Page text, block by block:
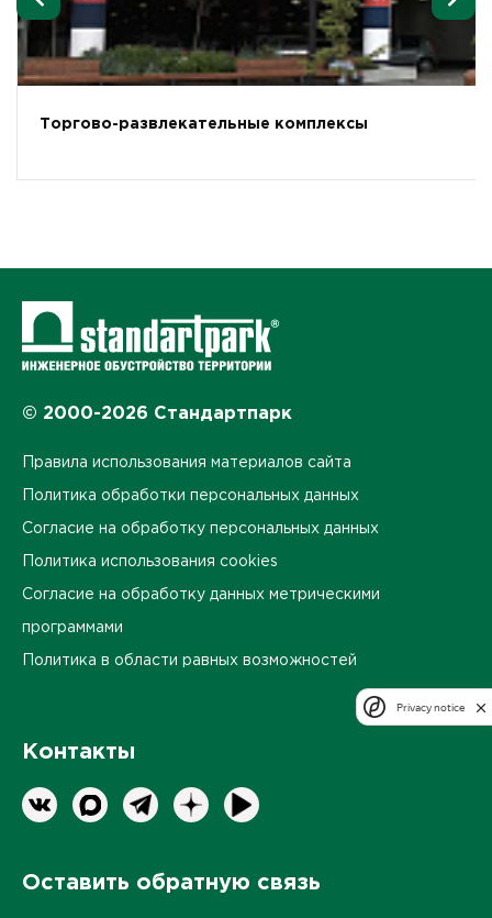
Торгово-развлекательные комплексы
© 2000-2026 Стандартпарк
Правила использования материалов сайта
Политика обработки персональных данных
Согласие на обработку персональных данных
Политика использования cookies
Согласие на обработку данных метрическими
программами
Политика в области равных возможностей
Контакты
Оставить обратную связь
Privacy notice